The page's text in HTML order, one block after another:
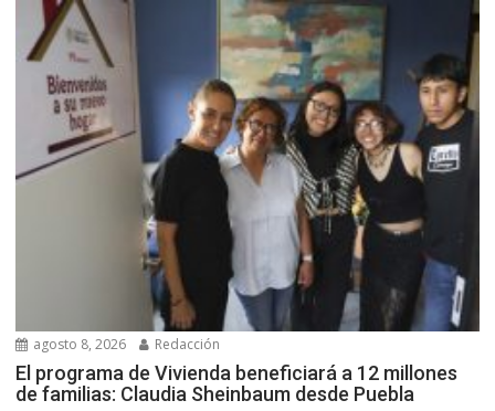
agosto 8, 2026 Redacción
El programa de Vivienda beneficiará a 12 millones
de familias: Claudia Sheinbaum desde Puebla